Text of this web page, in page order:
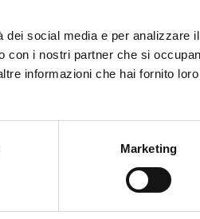
dei social media e per analizzare il
con i nostri partner che si
informazioni che hai fornito
Marketing